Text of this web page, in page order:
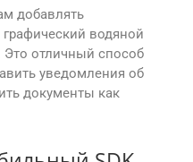
добавлять
водяной
Это отличный способ
уведомления об
документы как